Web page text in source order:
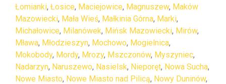
Łomianki, Łosice, Maciejowice, Magnuszew, Maków
Mazowiecki, Mała Wieś, Małkinia Górna, Marki,
Michałowice, Milanówek, Mińsk Mazowiecki, Mirów,
Mława, Młodzieszyn, Mochowo, Mogielnica,
Mokobody, Mordy, Mrozy, Mszczonów, Myszyniec,
Nadarzyn, Naruszewo, Nasielsk, Nieporęt, Nowa Sucha,
Nowe Miasto, Nowe Miasto nad Pilicą, Nowy Duninów,